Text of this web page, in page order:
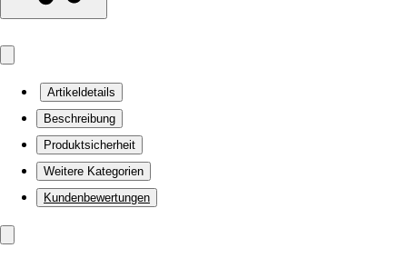
Artikeldetails
Beschreibung
Produktsicherheit
Weitere Kategorien
Kundenbewertungen